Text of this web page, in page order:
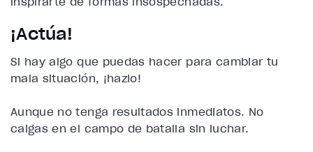
¡Actúa!
Si hay algo que puedas hacer para cambiar tu
mala situación, ¡hazlo!
Aunque no tenga resultados inmediatos. No
caigas en el campo de batalla sin luchar.